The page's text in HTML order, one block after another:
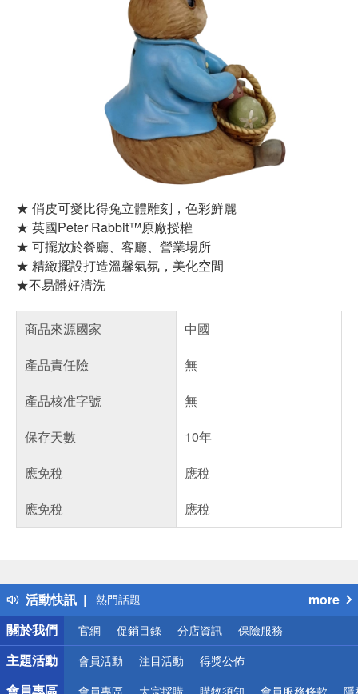
★ 俏皮可愛比得兔立體雕刻，色彩鮮麗
★ 英國Peter Rabbit™原廠授權
★ 可擺放於餐廳、客廳、營業場所
★ 精緻擺設打造溫馨氣氛，美化空間
★不易髒好清洗
商品來源國家
中國
產品責任險
無
產品核准字號
無
保存天數
10年
應免稅
應稅
應免稅
應稅
活動快訊
得獎公告
熱門話題
銀行優惠
偏遠地區配送
詐騙網頁！請小心！
more
關於我們
官網 促銷目錄 分店資訊 保險服務
主題活動 會員活動 注目活動 得獎公佈
會員專區 大宗採購 購物須知 會員服務條款 隱